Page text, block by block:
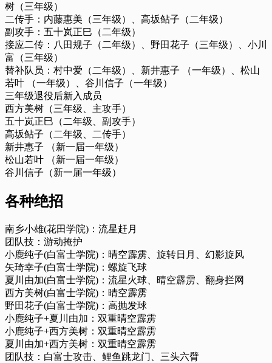
树（三年级）
二传手：内藤惠美（三年级）、高坂鲇子（二年级）
副攻手：五十岚正巳（二年级）
接应二传：八田规子（二年级）、野田花子（三年级）、小川
富（三年级）
替补队员：村中爱（二年级）、新井惠子 （一年级）、松山
若叶 （一年级）、谷川信子（一年级）
三年级退役后新入成员
西方美树（三年级、主攻手）
五十岚正巳（二年级、副攻手）
高坂鲇子（二年级、二传手）
新井惠子 （新一届一年级）
松山若叶 （新一届一年级）
谷川信子（新一届一年级）
各种绝招
南乡小雄(花田学院)：流星赶月
团队技：游动掩护
小鹿纯子(白富士学院)：晴空霹雳、旋转日月、幻影旋风
矢琦幸子(白富士学院)：螺旋飞球
夏川由加(白富士学院)：流星火球、晴空霹雳、翻身拦网
西方美树(白富士学院)：晴空霹雳
野田花子(白富士学院)：高抛发球
小鹿纯子+夏川由加：双重晴空霹雳
小鹿纯子+西方美树：双重晴空霹雳
夏川由加+西方美树：双重晴空霹雳
团队技：白富士攻击、鲤鱼跳龙门、三头六臂